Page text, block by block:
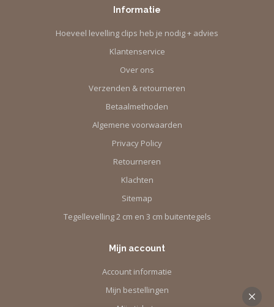
Informatie
Hoeveel levelling clips heb je nodig + advies
Klantenservice
Over ons
Verzenden & retourneren
Betaalmethoden
Algemene voorwaarden
Privacy Policy
Retourneren
Klachten
Sitemap
Tegellevelling 2 cm en 3 cm buitentegels
Mijn account
Account informatie
Mijn bestellingen